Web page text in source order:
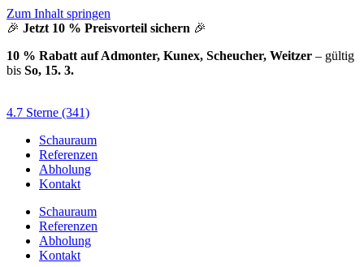
Zum Inhalt springen
🎉 Jetzt 10 % Preisvorteil sichern 🎉
10 % Rabatt auf Admonter, Kunex, Scheucher, Weitzer – gültig
bis So, 15. 3.
4.7 Sterne (341)
Schauraum
Referenzen
Abholung
Kontakt
Schauraum
Referenzen
Abholung
Kontakt